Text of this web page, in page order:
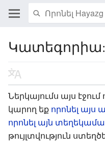
Ներկայումս այս
կարող եք որոնել այս
որոնել այն
թույլտվություն